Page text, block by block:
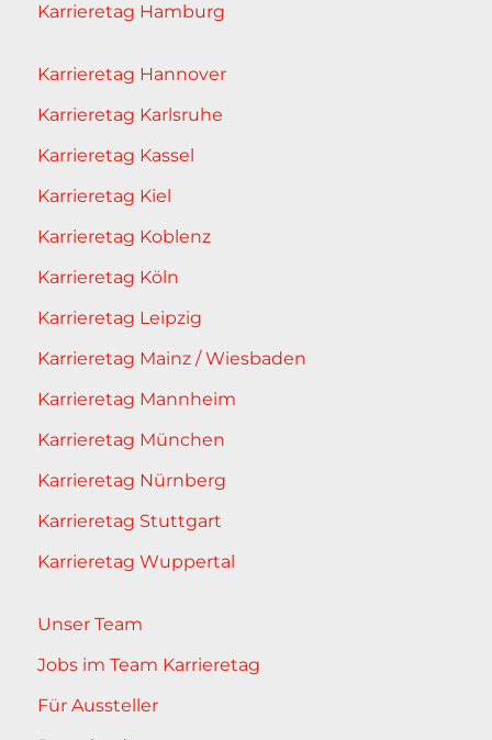
Karrieretag Hamburg
Karrieretag Hannover
Karrieretag Karlsruhe
Karrieretag Kassel
Karrieretag Kiel
Karrieretag Koblenz
Karrieretag Köln
Karrieretag Leipzig
Karrieretag Mainz / Wiesbaden
Karrieretag Mannheim
Karrieretag München
Karrieretag Nürnberg
Karrieretag Stuttgart
Karrieretag Wuppertal
Unser Team
Jobs im Team Karrieretag
Für Aussteller